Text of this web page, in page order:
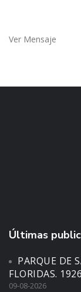
Ver Mensaje
Últimas
PARQUE DE
FLORIDAS.
09-08-2026